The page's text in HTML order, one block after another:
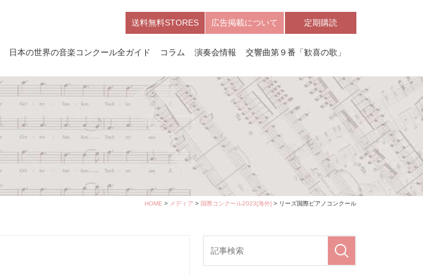
送料無料STORES 広告掲載について 定期購読
日本の世界の音楽コンクール全ガイド コラム 演奏会情報 交響曲第９番「歓喜の歌」
HOME > メディア > 国際コンクール2023[海外] > リーズ国際ピアノコンクール